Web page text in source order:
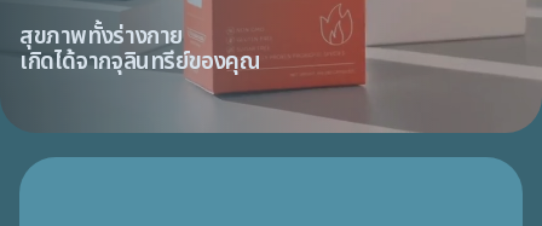
สุขภาพทั้งร่างกาย
เกิดได้จากจุลินทรีย์ของคุณ